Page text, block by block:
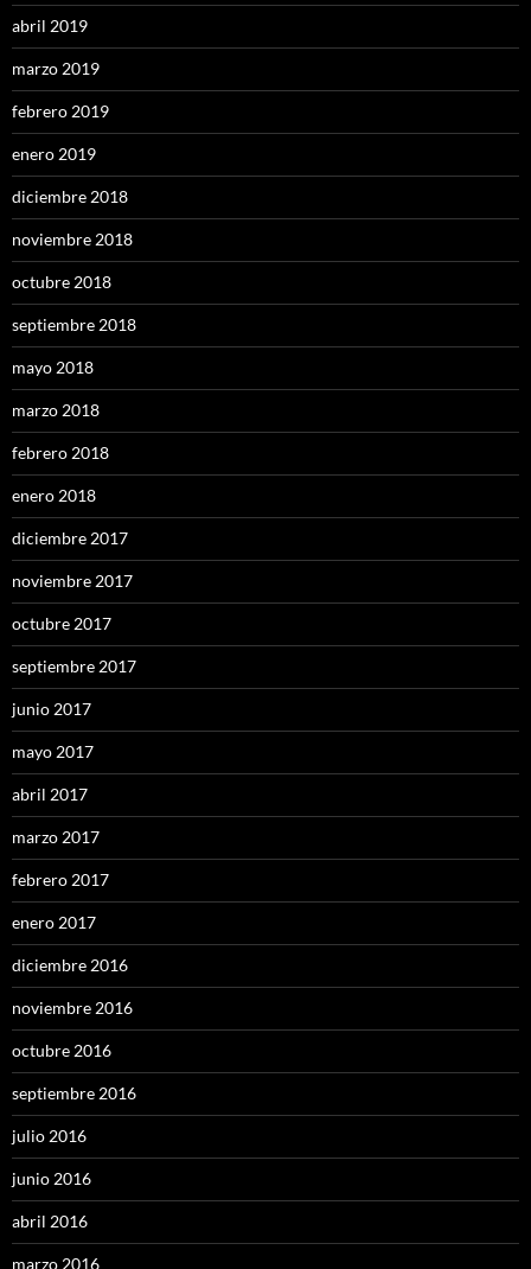
abril 2019
marzo 2019
febrero 2019
enero 2019
diciembre 2018
noviembre 2018
octubre 2018
septiembre 2018
mayo 2018
marzo 2018
febrero 2018
enero 2018
diciembre 2017
noviembre 2017
octubre 2017
septiembre 2017
junio 2017
mayo 2017
abril 2017
marzo 2017
febrero 2017
enero 2017
diciembre 2016
noviembre 2016
octubre 2016
septiembre 2016
julio 2016
junio 2016
abril 2016
marzo 2016